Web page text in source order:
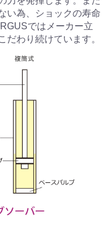
い為、ショックの寿命
ではメーカー立
だわり続けています。